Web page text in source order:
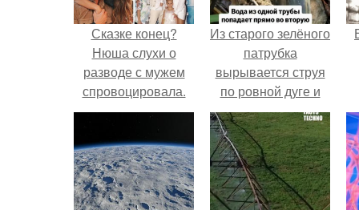
Сказке конец?
Нюша слухи о
разводе с мужем
спровоцировала.
Из старого зелёного
патрубка
вырывается струя
по ровной дуге и
точно попадает в
отверстие нижней
трубы.